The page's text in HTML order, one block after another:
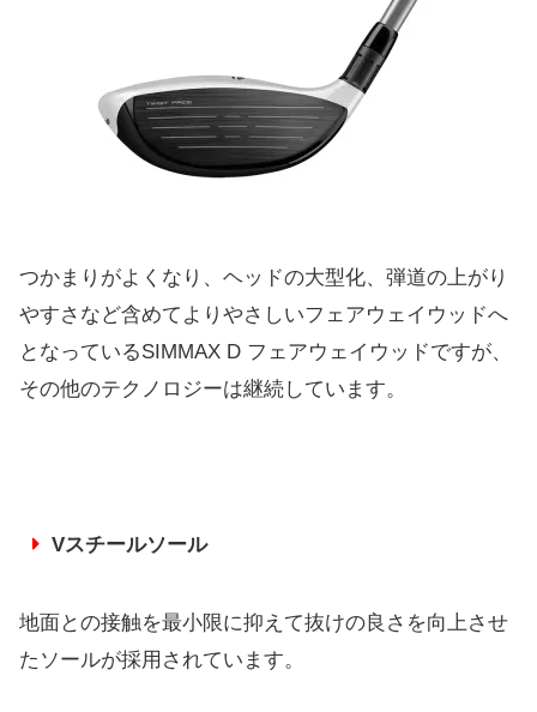
つかまりがよくなり、ヘッドの大型化、弾道の上がり
やすさなど含めてよりやさしいフェアウェイウッドへ
となっているSIMMAX D フェアウェイウッドですが、
その他のテクノロジーは継続しています。
Vスチールソール
地面との接触を最小限に抑えて抜けの良さを向上させ
たソールが採用されています。